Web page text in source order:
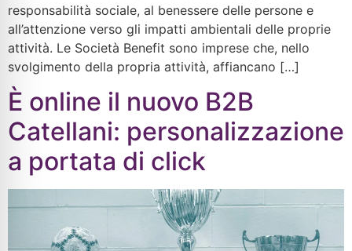
responsabilità sociale, al benessere delle persone e
all’attenzione verso gli impatti ambientali delle proprie
attività. Le Società Benefit sono imprese che, nello
svolgimento della propria attività, affiancano […]
È online il nuovo B2B
Catellani: personalizzazione
a portata di click